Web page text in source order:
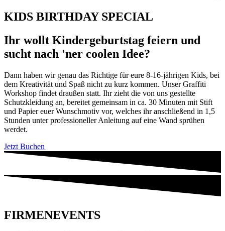
KIDS BIRTHDAY SPECIAL
Ihr wollt Kindergeburtstag feiern und
sucht nach 'ner coolen Idee?
Dann haben wir genau das Richtige für eure 8-16-jährigen Kids, bei
dem Kreativität und Spaß nicht zu kurz kommen. Unser Graffiti
Workshop findet draußen statt. Ihr zieht die von uns gestellte
Schutzkleidung an, bereitet gemeinsam in ca. 30 Minuten mit Stift
und Papier euer Wunschmotiv vor, welches ihr anschließend in 1,5
Stunden unter professioneller Anleitung auf eine Wand sprühen
werdet.
Jetzt Buchen
FIRMENEVENTS